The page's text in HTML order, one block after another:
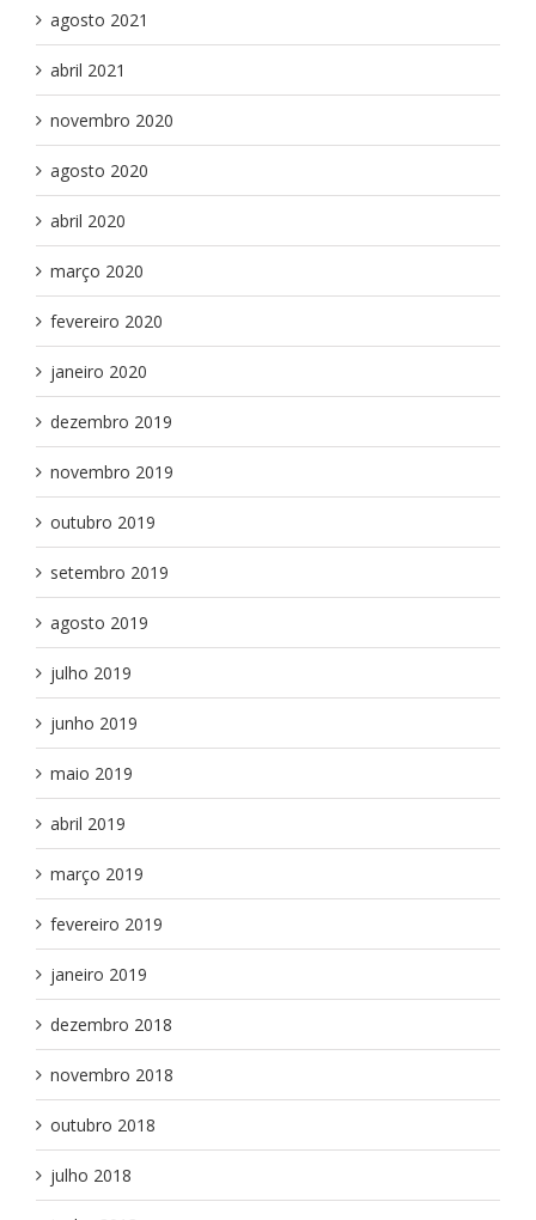
agosto 2021
abril 2021
novembro 2020
agosto 2020
abril 2020
março 2020
fevereiro 2020
janeiro 2020
dezembro 2019
novembro 2019
outubro 2019
setembro 2019
agosto 2019
julho 2019
junho 2019
maio 2019
abril 2019
março 2019
fevereiro 2019
janeiro 2019
dezembro 2018
novembro 2018
outubro 2018
julho 2018